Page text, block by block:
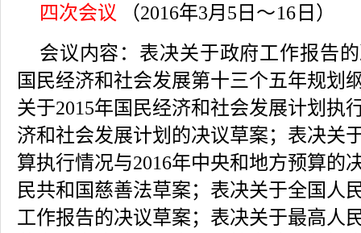
四次会议
（2016年3月5日 ～16日 ）
会议内容： 表决关于政府工作报告
国民经济和社会发展第十三个五年规划
关于2015年国民经济和社会发展计划执
济和社会发展计划的决议草案；表决关
算执行情况与2016年中央和地方预算的
民共和国慈善法草案；表决关于全国人
工作报告的决议草案；表决关于最高人